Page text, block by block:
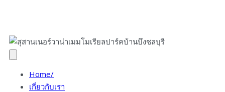
Home/
เกี่ยวกับเรา